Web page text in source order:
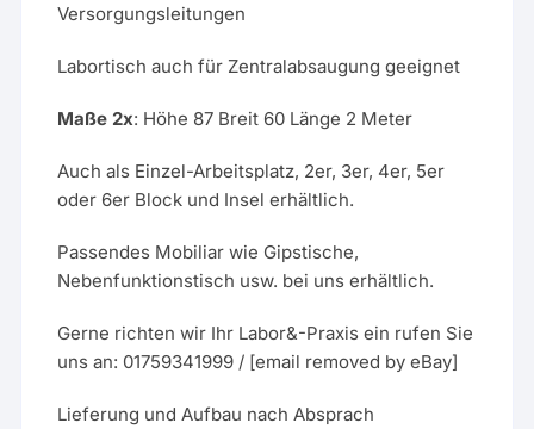
Versorgungsleitungen
Labortisch auch für Zentralabsaugung geeignet
Maße 2x: Höhe 87 Breit 60 Länge 2 Meter
Auch als Einzel-Arbeitsplatz, 2er, 3er, 4er, 5er
oder 6er Block und Insel erhältlich.
Passendes Mobiliar wie Gipstische,
Nebenfunktionstisch usw. bei uns erhältlich.
Gerne richten wir Ihr Labor&-Praxis ein rufen Sie
uns an: 01759341999 / [email removed by eBay]
Lieferung und Aufbau nach Absprach